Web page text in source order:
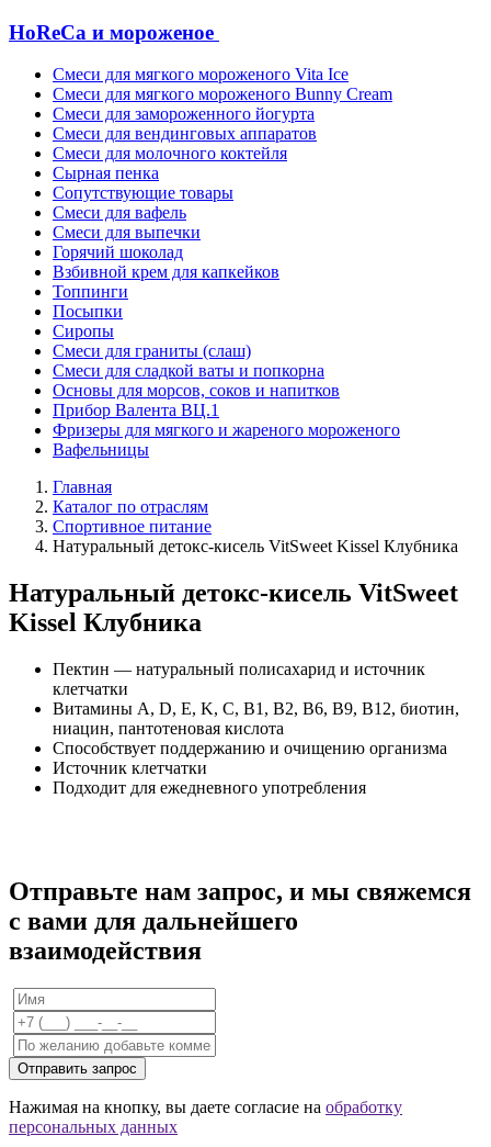
HoReCa и мороженое
Смеси для мягкого мороженого Vita Ice
Смеси для мягкого мороженого Bunny Cream
Смеси для замороженного йогурта
Смеси для вендинговых аппаратов
Смеси для молочного коктейля
Сырная пенка
Сопутствующие товары
Смеси для вафель
Смеси для выпечки
Горячий шоколад
Взбивной крем для капкейков
Топпинги
Посыпки
Сиропы
Смеси для граниты (слаш)
Смеси для сладкой ваты и попкорна
Основы для морсов, соков и напитков
Прибор Валента ВЦ.1
Фризеры для мягкого и жареного мороженого
Вафельницы
Главная
Каталог по отраслям
Спортивное питание
Натуральный детокс-кисель VitSweet Kissel Клубника
Натуральный детокс-кисель VitSweet
Kissel Клубника
Пектин — натуральный полисахарид и источник
клетчатки
Витамины A, D, E, K, C, B1, B2, B6, B9, B12, биотин,
ниацин, пантотеновая кислота
Способствует поддержанию и очищению организма
Источник клетчатки
Подходит для ежедневного употребления
Отправьте нам запрос, и мы свяжемся
с вами для дальнейшего
взаимодействия
Отправить запрос
Нажимая на кнопку, вы даете согласие на обработку
персональных данных